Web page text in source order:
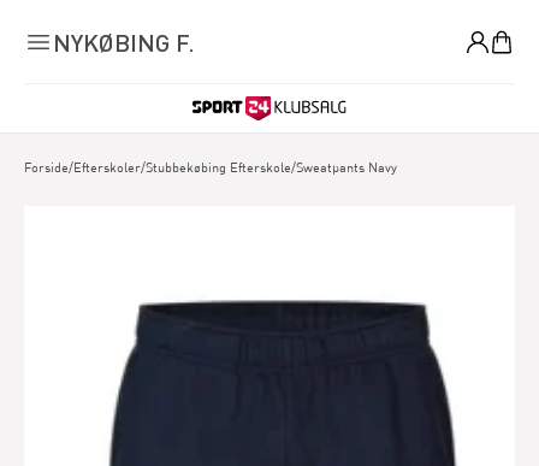
NYKØBING F.
Forside/Efterskoler/Stubbekøbing Efterskole/Sweatpants Navy